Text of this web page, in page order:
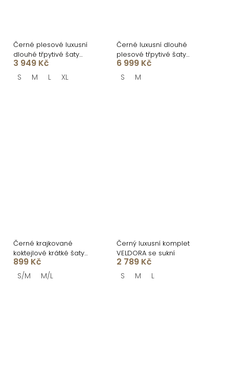
Černé plesové luxusní
dlouhé třpytivé šaty
GALDYNE s rozparkem
3 949 Kč
S M L XL
Černé luxusní dlouhé
plesové třpytivé šaty
ISOLANE
6 999 Kč
S M
Černé krajkované
koktejlové krátké šaty
QUINTESSA
899 Kč
S/M M/L
Černý luxusní komplet
VELDORA se sukní
2 789 Kč
S M L